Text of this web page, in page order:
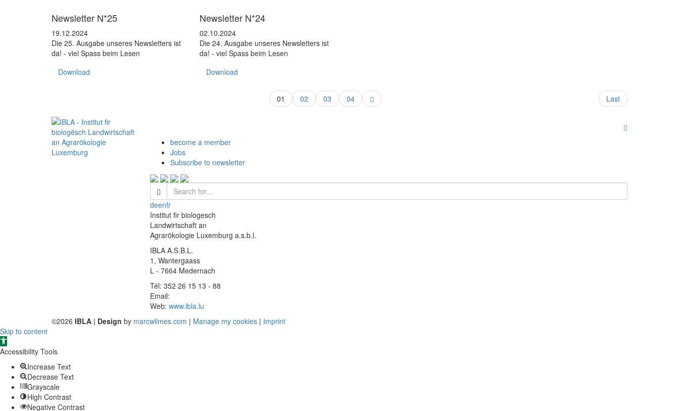
Newsletter N*25
19.12.2024
Die 25. Ausgabe unseres Newsletters ist
da! - viel Spass beim Lesen
Download
Newsletter N*24
02.10.2024
Die 24. Ausgabe unseres Newsletters ist
da! - viel Spass beim Lesen
Download
01 02 03 04 Last
become a member
Jobs
Subscribe to newsletter
deenfr
Institut fir biologesch
Landwirtschaft an
Agrarökologie Luxemburg a.s.b.l.
IBLA A.S.B.L.
1, Wantergaass
L - 7664 Medernach
Tél: 352 26 15 13 - 88
Email:
Web: www.ibla.lu
©2026 IBLA | Design by marcwilmes.com | Manage my cookies | Imprint
Skip to content
Open
toolbar
Accessibility Tools
Increase Text
Decrease Text
Grayscale
High Contrast
Negative Contrast